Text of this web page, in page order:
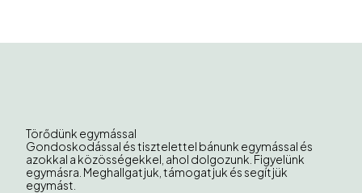
Törődünk egymással
Gondoskodással és tisztelettel bánunk egymással és
azokkal a közösségekkel, ahol dolgozunk. Figyelünk
egymásra. Meghallgatjuk, támogatjuk és segítjük
egymást.